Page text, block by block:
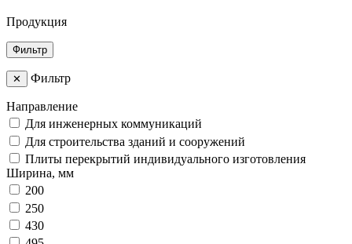
Продукция
Фильтр
✕ Фильтр
Направление
Для инженерных коммуникаций
Для строительства зданий и сооружений
Плиты перекрытий индивидуального изготовления
Ширина, мм
200
250
430